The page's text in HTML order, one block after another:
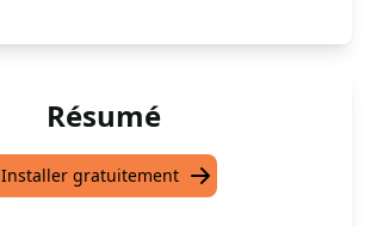
Résumé
Installer gratuitement